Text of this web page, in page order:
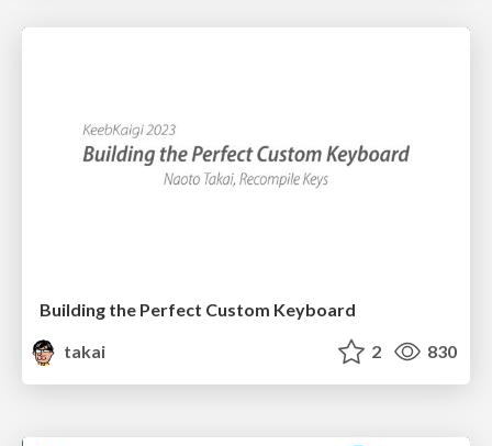
Building the Perfect Custom Keyboard
takai
2 830